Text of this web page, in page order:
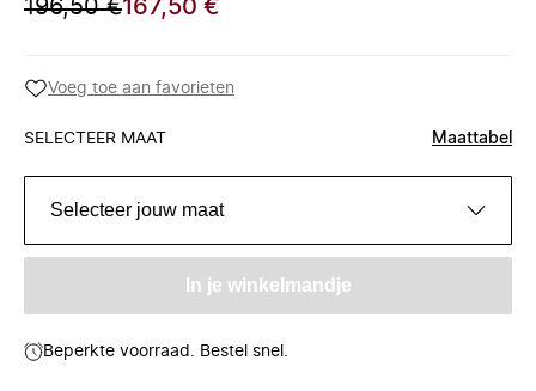
196,50 €167,50 €
Voeg toe aan favorieten
SELECTEER MAAT Maattabel
Selecteer jouw maat
In je winkelmandje
Beperkte voorraad. Bestel snel.